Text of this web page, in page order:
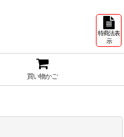
特商法表
示
買い物かご